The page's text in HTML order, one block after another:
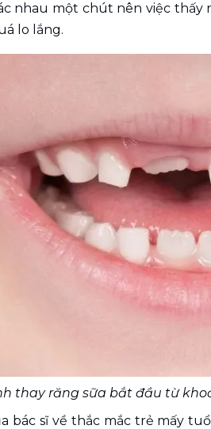
nhau một chút nên việc thấy
lo lắng.
thay răng sữa bắt đầu từ
bác sĩ về thắc mắc trẻ mấy